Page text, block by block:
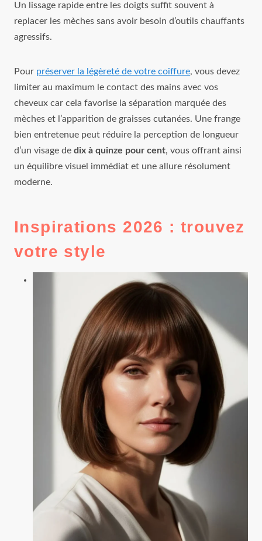
Un lissage rapide entre les doigts suffit souvent à
replacer les mèches sans avoir besoin d’outils chauffants
agressifs.
Pour préserver la légèreté de votre coiffure, vous devez
limiter au maximum le contact des mains avec vos
cheveux car cela favorise la séparation marquée des
mèches et l’apparition de graisses cutanées. Une frange
bien entretenue peut réduire la perception de longueur
d’un visage de dix à quinze pour cent, vous offrant ainsi
un équilibre visuel immédiat et une allure résolument
moderne.
Inspirations 2026 : trouvez
votre style